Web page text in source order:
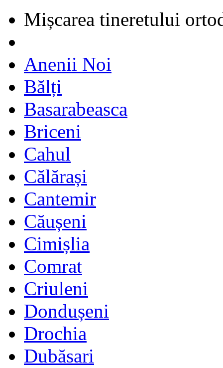
Mișcarea tineretului
Anenii Noi
Bălți
Basarabeasca
Briceni
Cahul
Călărași
Cantemir
Căușeni
Cimișlia
Comrat
Criuleni
Dondușeni
Drochia
Dubăsari